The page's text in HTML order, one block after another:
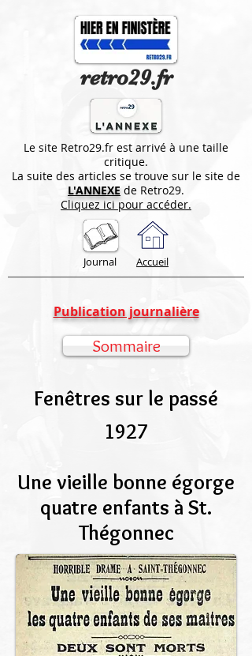
retro29.fr
Le site Retro29.fr est arrivé à une taille
critique.
La suite des articles se trouve sur le site de
L'ANNEXE de Retro29.
Cliquez ici pour accéder.
Journal Accueil
Publication journalière
Fenêtres sur le passé
1927
Une vieille bonne égorge
quatre enfants à St.
Thégonnec
Sommaire